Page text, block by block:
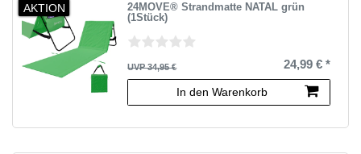
AKTION
24MOVE® Strandmatte NATAL grün
(1Stück)
UVP 34,95 € 24,99 € *
In den Warenkorb